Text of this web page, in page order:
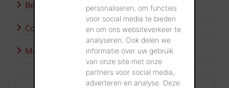
personaliseren, om functies
voor social media te bieden
en om ons websiteverkeer te
analyseren. Ook delen we
informatie over uw gebruik
van onze site met onze
partners voor social media,
adverteren en analyse. Deze
Bezoek onze showrooms
Contacteer ons
Meer inspiratie